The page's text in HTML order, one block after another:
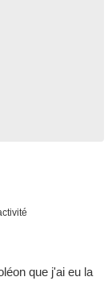
que j'ai eu la